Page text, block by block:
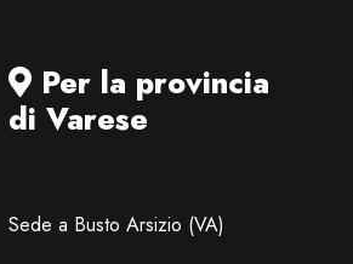
Per la provincia
di Varese
Sede a Busto Arsizio (VA)